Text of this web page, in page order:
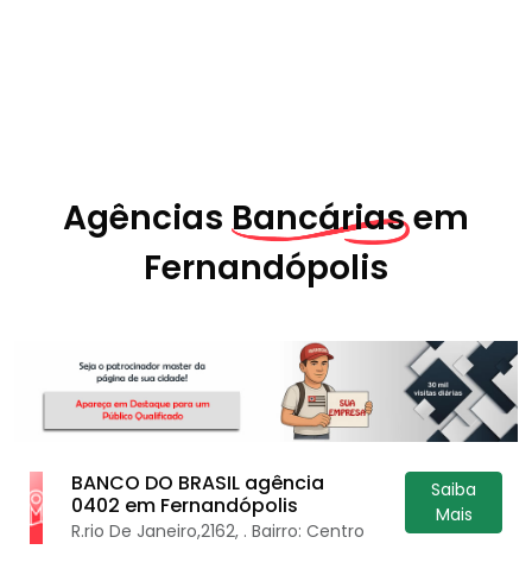
Agências Bancárias em
Fernandópolis
BANCO DO BRASIL agência
0402 em Fernandópolis
R.rio De Janeiro,2162, . Bairro: Centro
Saiba
Mais